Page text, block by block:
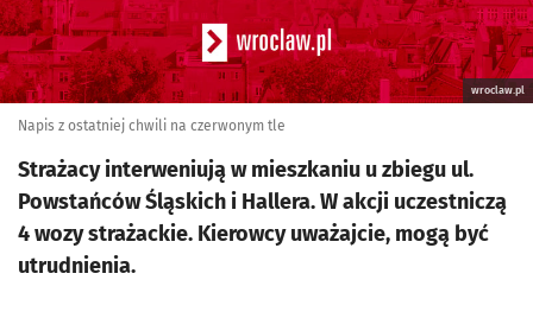
wroclaw.pl
Napis z ostatniej chwili na czerwonym tle
Strażacy interweniują w mieszkaniu u zbiegu ul.
Powstańców Śląskich i Hallera. W akcji uczestniczą
4 wozy strażackie. Kierowcy uważajcie, mogą być
utrudnienia.